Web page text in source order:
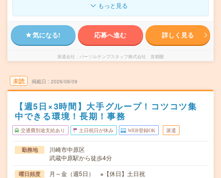
もっと見る
気になる! 応募へ進む 詳しく見る
派遣会社 パーソルテンプスタッフ株式会社 首都圏
未読 掲載日 2026/08/09
【週5日×3時間】大手グループ！コツコツ集
中できる環境！長期！事務
交通費別途支給あり 土日祝日が休み WEB登録OK 派遣
勤務地
川崎市中原区
武蔵中原駅から徒歩4分
曜日頻度 月～金（週5日） ※【休日】土日祝